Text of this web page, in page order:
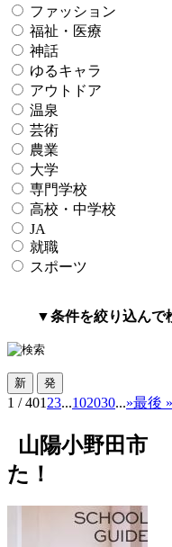
ファッション
福祉・医療
神話
ゆるキャラ
アウトドア
温泉
芸術
農業
大学
専門学校
高校・中学校
JA
就職
スポーツ
▼条件を絞り込んで
1 / 401 23...102030...»最後 »
山陽小野田市
た！